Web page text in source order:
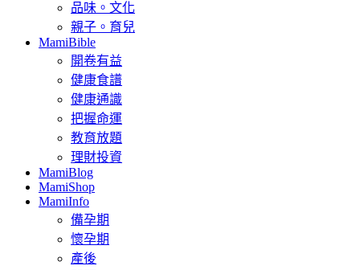
品味。文化
親子。育兒
MamiBible
開卷有益
健康食譜
健康通識
把握命運
教育放題
理財投資
MamiBlog
MamiShop
MamiInfo
備孕期
懷孕期
產後